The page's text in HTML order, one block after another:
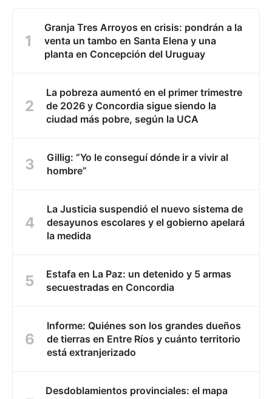
Granja Tres Arroyos en crisis: pondrán a la
venta un tambo en Santa Elena y una
planta en Concepción del Uruguay
La pobreza aumentó en el primer trimestre
de 2026 y Concordia sigue siendo la
ciudad más pobre, según la UCA
Gillig: “Yo le conseguí dónde ir a vivir al
hombre”
La Justicia suspendió el nuevo sistema de
desayunos escolares y el gobierno apelará
la medida
Estafa en La Paz: un detenido y 5 armas
secuestradas en Concordia
Informe: Quiénes son los grandes dueños
de tierras en Entre Ríos y cuánto territorio
está extranjerizado
Desdoblamientos provinciales: el mapa